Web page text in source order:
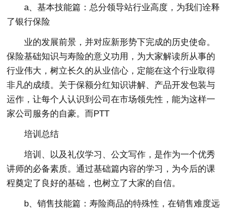
a、基本技能篇：总分领导站行业高度，为我们诠释
了银行保险
业的发展前景，并对应新形势下完成的历史使命。
保险基础知识与寿险的意义功用，为大家解读所从事的
行业伟大，树立长久的从业信心，定能在这个行业取得
非凡的成绩。关于保额分红知识讲解、产品开发包装与
运作，让每个人认识到公司在市场领先性，能为这样一
家公司服务的自豪。而PTT
培训总结
培训、以及礼仪学习、公文写作，是作为一个优秀
讲师的必备素质。通过基础篇内容的学习，为今后的课
程奠定了良好的基础，也树立了大家的自信。
b、销售技能篇：寿险商品的特殊性，在销售难度远